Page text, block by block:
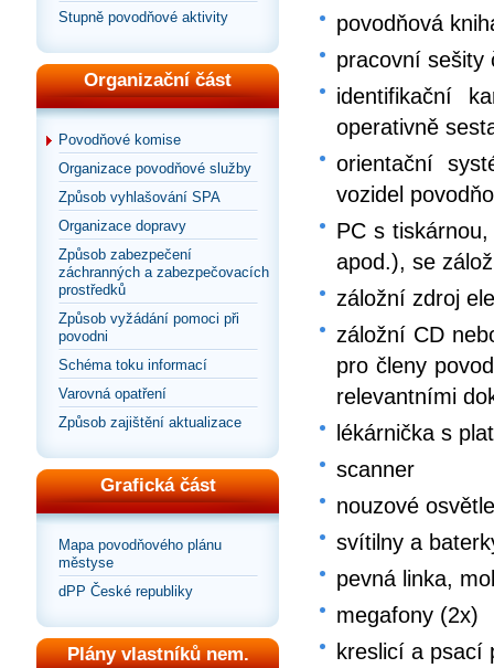
Stupně povodňové aktivity
Organizační část
Povodňové komise
Organizace povodňové služby
Způsob vyhlašování SPA
Organizace dopravy
Způsob zabezpečení
záchranných a zabezpečovacích
prostředků
Způsob vyžádání pomoci při
povodni
Schéma toku informací
Varovná opatření
Způsob zajištění aktualizace
Grafická část
Mapa povodňového plánu
městyse
dPP České republiky
Plány vlastníků nem.
povodňová
pracovní sešity
identifikační
operativně
orientační
vozidel
PC s
apod.), se
záložní zdroj
záložní CD
pro členy
relevantními
lékárnička s
scanner
nouzové
svítilny a
pevná linka,
megafony (2x)
kreslicí a psací